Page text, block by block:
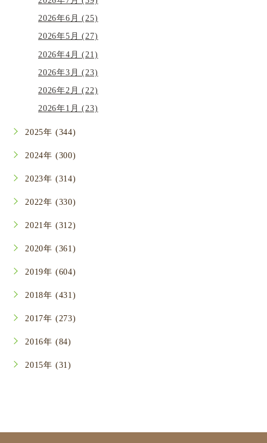
2026年6月 (25)
2026年5月 (27)
2026年4月 (21)
2026年3月 (23)
2026年2月 (22)
2026年1月 (23)
2025年 (344)
2024年 (300)
2023年 (314)
2022年 (330)
2021年 (312)
2020年 (361)
2019年 (604)
2018年 (431)
2017年 (273)
2016年 (84)
2015年 (31)